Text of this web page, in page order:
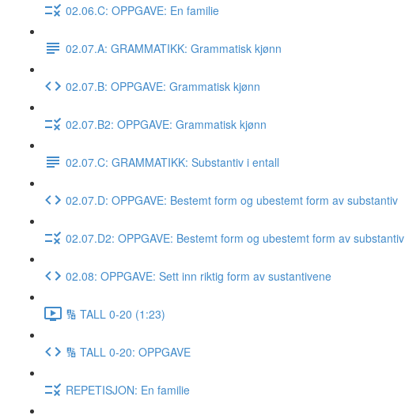
02.06.C: OPPGAVE: En familie
02.07.A: GRAMMATIKK: Grammatisk kjønn
02.07.B: OPPGAVE: Grammatisk kjønn
02.07.B2: OPPGAVE: Grammatisk kjønn
02.07.C: GRAMMATIKK: Substantiv i entall
02.07.D: OPPGAVE: Bestemt form og ubestemt form av substantiv
02.07.D2: OPPGAVE: Bestemt form og ubestemt form av substantiv
02.08: OPPGAVE: Sett inn riktig form av sustantivene
🔢 TALL 0-20 (1:23)
🔢 TALL 0-20: OPPGAVE
REPETISJON: En familie